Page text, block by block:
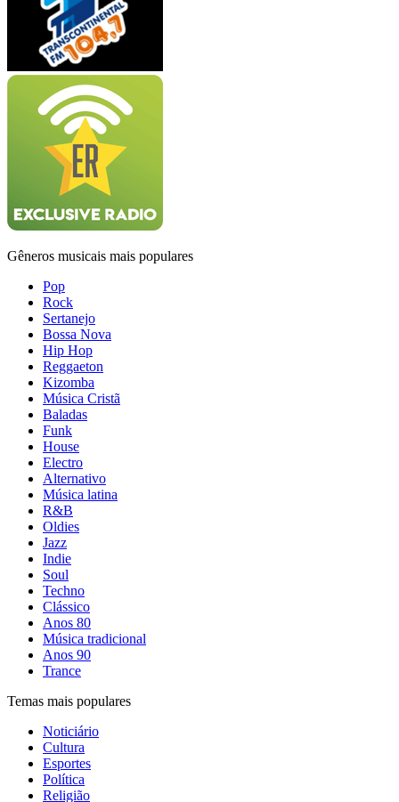
Gêneros musicais mais populares
Pop
Rock
Sertanejo
Bossa Nova
Hip Hop
Reggaeton
Kizomba
Música Cristã
Baladas
Funk
House
Electro
Alternativo
Música latina
R&B
Oldies
Jazz
Indie
Soul
Techno
Clássico
Anos 80
Música tradicional
Anos 90
Trance
Temas mais populares
Noticiário
Cultura
Esportes
Política
Religião